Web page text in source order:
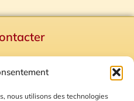
nous utilisons des technologies
Plan du site